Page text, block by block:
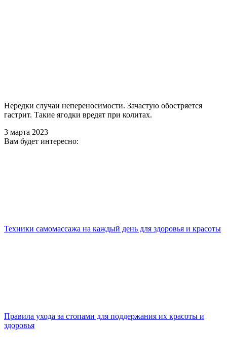
Нередки случаи непереносимости. Зачастую обостряется
гастрит. Такие ягодки вредят при колитах.
3 марта 2023
Вам будет интересно:
Техники самомассажа на каждый день для здоровья и красоты
Правила ухода за стопами для поддержания их красоты и
здоровья